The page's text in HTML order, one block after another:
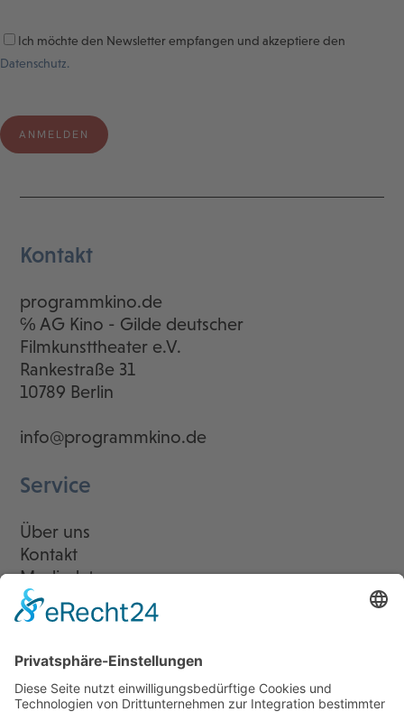
Ich möchte den Newsletter empfangen und akzeptiere den
Datenschutz.
Kontakt
programmkino.de
℅ AG Kino - Gilde deutscher
Filmkunsttheater e.V.
Rankestraße 31
10789 Berlin
info@programmkino.de
Service
Über uns
Kontakt
Mediadaten
Newsletter
LogIn
Legal